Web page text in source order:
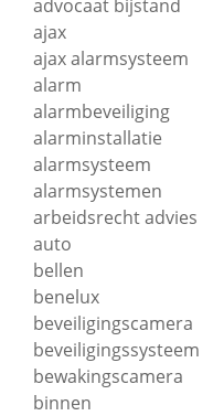
advocaat bijstand
ajax
ajax alarmsysteem
alarm
alarmbeveiliging
alarminstallatie
alarmsysteem
alarmsystemen
arbeidsrecht advies
auto
bellen
benelux
beveiligingscamera
beveiligingssysteem
bewakingscamera
binnen